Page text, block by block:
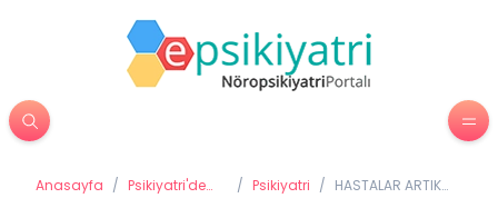
Anasayfa / Psikiyatri'de
/ Psikiyatri / HASTALAR ARTIK